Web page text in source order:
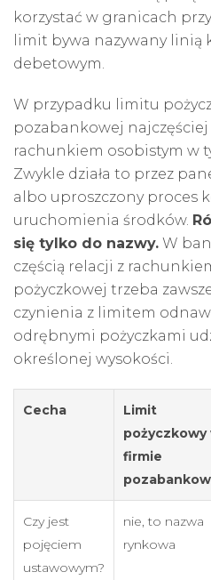
korzystać w granicach
limit bywa nazywany
debetowym.
W przypadku limitu
pozabankowej
rachunkiem osobistym w
Zwykle działa to przez
albo uproszczony proces
uruchomienia środków.
się tylko do nazwy. W
częścią relacji z
pożyczkowej trzeba
czynienia z limitem
odrębnymi pożyczkami
określonej wysokości.
Cecha
Limit
pożyczkowy
firmie
Czy jest
pojęciem
ustawowym?
nie, to nazwa
rynkowa